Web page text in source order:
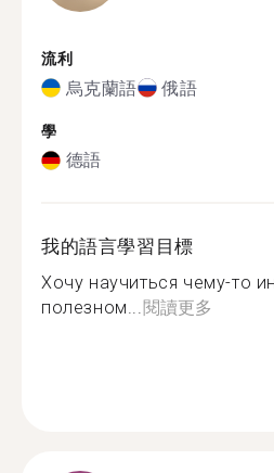
流利
烏克蘭語 俄語
學
德語
我的語言學習目標
Хочу научиться чему-то
полезном...閱讀更多